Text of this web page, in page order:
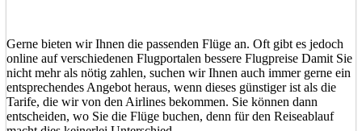
Gerne bieten wir Ihnen die passenden Flüge an. Oft gibt es jedoch
online auf verschiedenen Flugportalen bessere Flugpreise Damit Sie
nicht mehr als nötig zahlen, suchen wir Ihnen auch immer gerne ein
entsprechendes Angebot heraus, wenn dieses günstiger ist als die
Tarife, die wir von den Airlines bekommen. Sie können dann
entscheiden, wo Sie die Flüge buchen, denn für den Reiseablauf